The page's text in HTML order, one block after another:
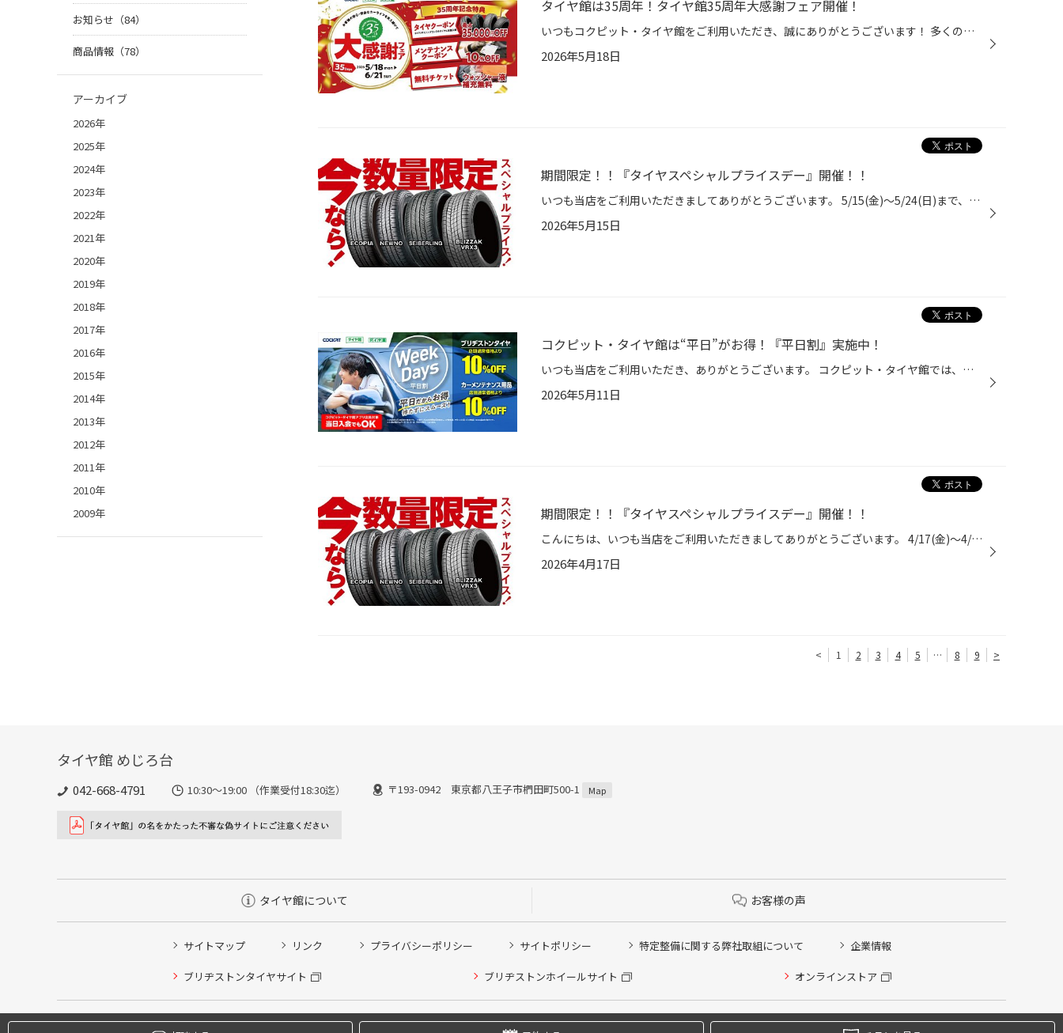
タイヤ館は35周年！タイヤ館35周年大感謝フェア開催！
いつもコクピット・タイヤ館をご利用いただき、誠にありがとうございます！ 多くのお客様に支えられて、タイヤ館は35周年を迎えることが出来ました。 これからもお客様の安全・安心なカーライフを全力でサポートしてまいりますので、 引き続きタイヤ館をよろしくお願いいたします。 35周年を迎えた...
2026年5月18日
期間限定！！『タイヤスペシャルプライスデー』開催！！
いつも当店をご利用いただきましてありがとうございます。 5/15(金)～5/24(日)まで、コクピット・タイヤ館におきまして、 期間限定！ サイズ限定！！ 数量限定！！！ お得にお買い求めいただける、「タイヤスペシャルプライスデー」がスタートします！ お得なタイヤのご紹介！！ ワゴンR、N-BOX、タ...
2026年5月15日
コクピット・タイヤ館は“平日”がお得！『平日割』実施中！
いつも当店をご利用いただき、ありがとうございます。 コクピット・タイヤ館では、コクピット・タイヤ館アプリ会員の方限定で月曜日から金曜日の間、 タイヤやオイル、バッテリーなどのメンテナンスがお得に交換できる、 『平日割』を実施しております！！ 「平日割」のここがオススメ♪ 平日だと・...
2026年5月11日
期間限定！！『タイヤスペシャルプライスデー』開催！！
こんにちは、いつも当店をご利用いただきましてありがとうございます。 4/17(金)～4/26(日)まで、コクピット・タイヤ館におきまして、 期間限定！ サイズ限定！！ 数量限定！！！ お得にお買い求めいただける、「タイヤスペシャルプライスデー」がスタートします！ お得なタイヤのご紹介！！ ワゴン...
2026年4月17日
< 1 2 3 4 5 … 8 9 >
お知らせ（84）
商品情報（78）
アーカイブ
2026年
2025年
2024年
2023年
2022年
2021年
2020年
2019年
2018年
2017年
2016年
2015年
2014年
2013年
2012年
2011年
2010年
2009年
タイヤ館 めじろ台
042-668-4791 10:30～19:00 （作業受付18:30迄） 〒193-0942 東京都八王子市椚田町500-1 Map
タイヤ館について お客様の声
サイトマップ リンク プライバシーポリシー サイトポリシー 特定整備に関する弊社取組について 企業情報
ブリヂストンタイヤサイト ブリヂストンホイールサイト オンラインストア
Copyright © 2024 Bridgestone Retail Co.,Ltd. All rights Reserved.
タイヤ点検・安全点検/タイヤ履き替え/オイル交換/その他ピット作業の予約
クローク契約会員専用タイヤ履き替え※タイヤ履き替えを希望のクローク契約会員の方はこちらを選択ください
本日のタイヤ履き替え順番待ち予約 ※クローク契約会員の方はご利用いただけません